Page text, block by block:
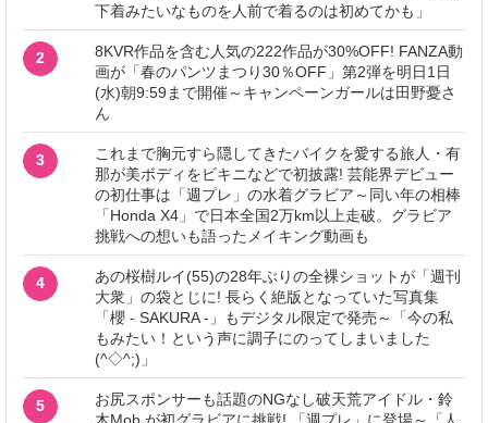
下着みたいなものを人前で着るのは初めてかも」
2
8KVR作品を含む人気の222作品が30%OFF! FANZA動
画が「春のパンツまつり30％OFF」第2弾を明日1日
(水)朝9:59まで開催～キャンペーンガールは田野憂さ
ん
3
これまで胸元すら隠してきたバイクを愛する旅人・有
那が美ボディをビキニなどで初披露! 芸能界デビュー
の初仕事は「週プレ」の水着グラビア～同い年の相棒
「Honda X4」で日本全国2万km以上走破。グラビア
挑戦への想いも語ったメイキング動画も
4
あの桜樹ルイ(55)の28年ぶりの全裸ショットが「週刊
大衆」の袋とじに! 長らく絶版となっていた写真集
「櫻 - SAKURA -」もデジタル限定で発売～「今の私
もみたい！という声に調子にのってしまいました
(^◇^;)」
5
お尻スポンサーも話題のNGなし破天荒アイドル・鈴
木Mob.が初グラビアに挑戦! 「週プレ」に登場～「人